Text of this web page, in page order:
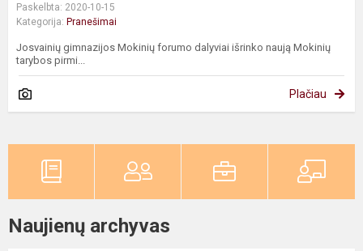
Paskelbta: 2020-10-15
Kategorija: Pranešimai
Josvainių gimnazijos Mokinių forumo dalyviai išrinko naują Mokinių
tarybos pirmi...
Plačiau
Naujienų archyvas